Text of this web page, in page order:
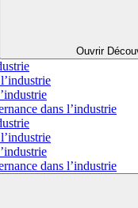
Ouvrir
dans l’industrie
dans l’industrie